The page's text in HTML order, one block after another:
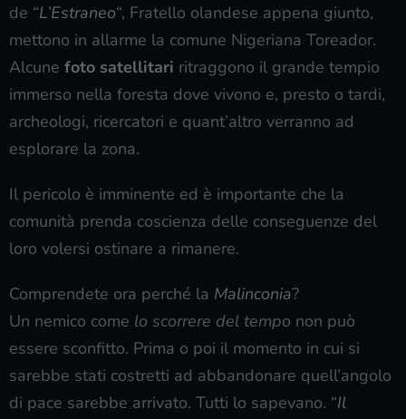
de “L’Estraneo“, Fratello olandese appena giunto,
mettono in allarme la comune Nigeriana Toreador.
Alcune foto satellitari ritraggono il grande tempio
immerso nella foresta dove vivono e, presto o tardi,
archeologi, ricercatori e quant’altro verranno ad
esplorare la zona.
Il pericolo è imminente ed è importante che la
comunità prenda coscienza delle conseguenze del
loro volersi ostinare a rimanere.
Comprendete ora perché la Malinconia?
Un nemico come lo scorrere del tempo non può
essere sconfitto. Prima o poi il momento in cui si
sarebbe stati costretti ad abbandonare quell’angolo
di pace sarebbe arrivato. Tutti lo sapevano. “Il